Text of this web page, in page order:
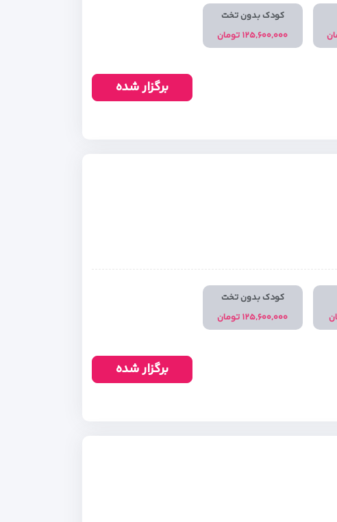
کودک بدون تخت
۱۲۵,۶۰۰,۰۰۰ تومان
برگزار شده
کودک بدون تخت
۱۲۵,۶۰۰,۰۰۰ تومان
برگزار شده